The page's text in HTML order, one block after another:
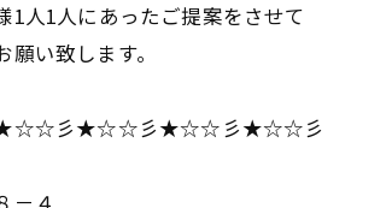
1人1人にあったご提案をさせて
い致します。
彡★☆☆彡★☆☆彡★☆☆彡
－４